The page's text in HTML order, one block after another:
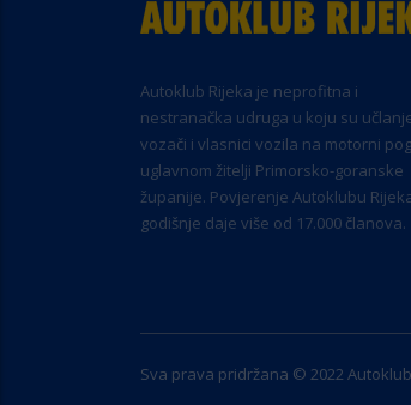
Autoklub Rijeka je neprofitna i
nestranačka udruga u koju su
vozači i vlasnici vozila na motorni
uglavnom žitelji Primorsko-goranske
županije. Povjerenje Autoklubu
godišnje daje više od 17.000 članova.
Sva prava pridržana © 2022